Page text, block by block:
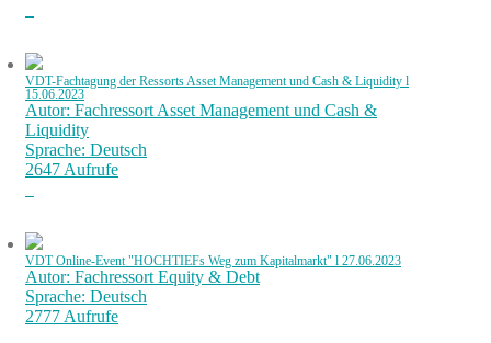
VDT-Fachtagung der Ressorts Asset Management und Cash & Liquidity l
15.06.2023
Autor: Fachressort Asset Management und Cash &
Liquidity
Sprache: Deutsch
2647 Aufrufe
VDT Online-Event "HOCHTIEFs Weg zum Kapitalmarkt" l 27.06.2023
Autor: Fachressort Equity & Debt
Sprache: Deutsch
2777 Aufrufe